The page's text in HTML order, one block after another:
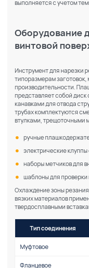
выполняется с учетом
Оборудование
винтовой
Инструмент для нарезки
типоразмерам заготовок,
производительности.
представляет собой
канавками для отвода
трубах комплектуются
втулками, трещоточными
ручные
электрические
наборы метчиков для
шаблоны для проверки
Охлаждение зоны
вязких материалов
твердосплавными
Тип соединения
Муфтовое
Фланцевое